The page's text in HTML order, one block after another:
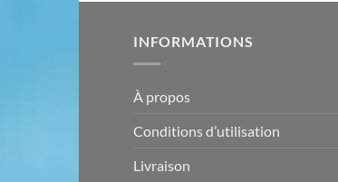
INFORMATIONS
À propos
Conditions d’utilisation
Livraison